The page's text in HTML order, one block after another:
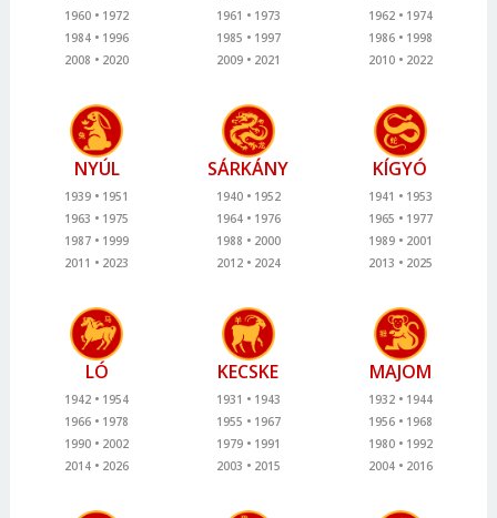
1960
1972
1984
1996
2008
2020
1961
1973
1985
1997
2009
2021
1962
1974
1986
1998
2010
2022
NYÚL
1939
1951
1963
1975
1987
1999
2011
2023
SÁRKÁNY
1940
1952
1964
1976
1988
2000
2012
2024
KÍGYÓ
1941
1953
1965
1977
1989
2001
2013
2025
LÓ
1942
1954
1966
1978
1990
2002
2014
2026
KECSKE
1931
1943
1955
1967
1979
1991
2003
2015
MAJOM
1932
1944
1956
1968
1980
1992
2004
2016